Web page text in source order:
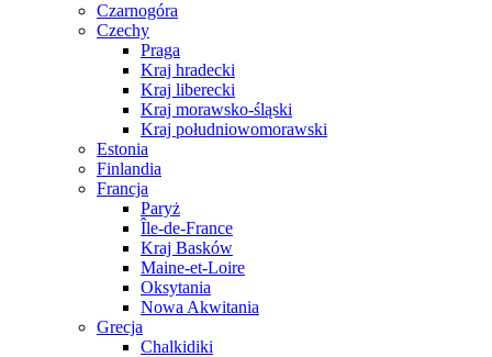
Czarnogóra
Czechy
Praga
Kraj hradecki
Kraj liberecki
Kraj morawsko-śląski
Kraj południowomorawski
Estonia
Finlandia
Francja
Paryż
Île-de-France
Kraj Basków
Maine-et-Loire
Oksytania
Nowa Akwitania
Grecja
Chalkidiki